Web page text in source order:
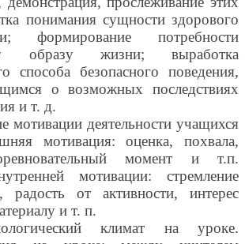
понимания сущности здорового
формирование потребности
образу жизни; выработка
способа безопасного поведения,
о возможных последствиях
и т. д.
мотивации деятельности учащихся
мотивация: оценка, похвала,
момент и т.п.
мотивации: стремление
радость от активности, интерес
и т. п.
климат на уроке.